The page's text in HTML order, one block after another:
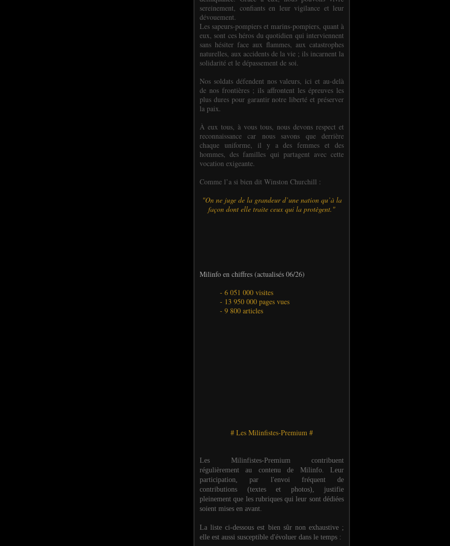
sereinement, confiants en leur vigilance et leur
dévouement.
Les sapeurs-pompiers et marins-pompiers, quant à
eux, sont ces héros du quotidien qui interviennent
sans hésiter face aux flammes, aux catastrophes
naturelles, aux accidents de la vie ; ils incarnent la
solidarité et le dépassement de soi.
Nos soldats défendent nos valeurs, ici et au-delà
de nos frontières ; ils affrontent les épreuves les
plus dures pour garantir notre liberté et préserver
la paix.
À eux tous, à vous tous, nous devons respect et
reconnaissance car nous savons que derrière
chaque uniforme, il y a des femmes et des
hommes, des familles qui partagent avec cette
vocation exigeante.
Comme l’a si bien dit Winston Churchill :
"On ne juge de la grandeur d’une nation qu’à la
façon dont elle traite ceux qui la protègent."
Milinfo en chiffres (actualisés 06/26)
- 6 051 000 visites
- 13 950 000 pages vues
- 9 800 articles
# Les Milinfistes-Premium #
Les Milinfistes-Premium contribuent
régulièrement au contenu de Milinfo. Leur
participation, par l'envoi fréquent de
contributions (textes et photos), justifie
pleinement que les rubriques qui leur sont dédiées
soient mises en avant.
La liste ci-dessous est bien sûr non exhaustive ;
elle est aussi susceptible d'évoluer dans le temps :